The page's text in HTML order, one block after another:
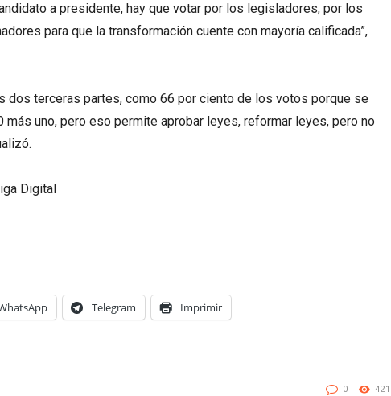
a presidente, hay que votar por los legisladores, por los
para que la transformación cuente con mayoría calificada”,
dos terceras partes, como 66 por ciento de los votos porque se
más uno, pero eso permite aprobar leyes, reformar leyes, pero no
Digital
Telegram Imprimir
0 421